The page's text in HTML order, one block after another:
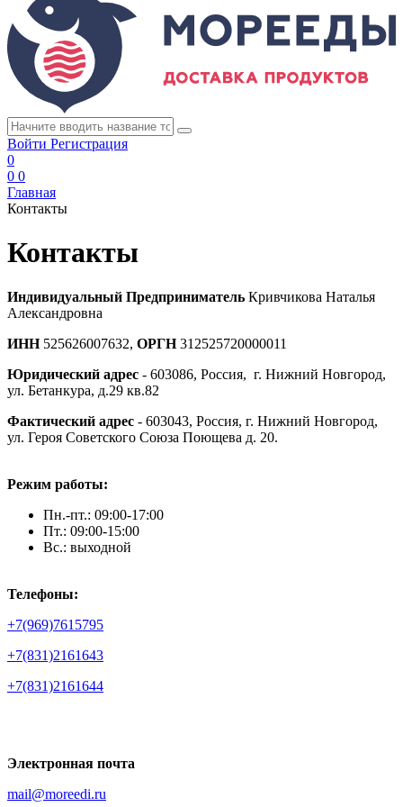
Войти Регистрация
0
0 0
Главная
Контакты
Контакты
Индивидуальный Предприниматель Кривчикова Наталья
Александровна
ИНН 525626007632, ОРГН312525720000011
Юридический адрес - 603086, Россия, г. Нижний Новгород,
ул. Бетанкура, д.29 кв.82
Фактический адрес - 603043, Россия, г. Нижний Новгород,
ул. Героя Советского Союза Поющева д. 20.
Режим работы:
Пн.-пт.: 09:00-17:00
Пт.: 09:00-15:00
Вс.: выходной
Телефоны:
+7(969)7615795
+7(831)2161643
+7(831)2161644
Электронная почта
mail@moreedi.ru